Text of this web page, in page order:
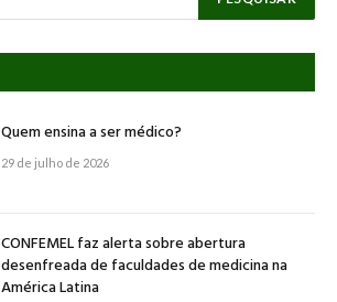
Quem ensina a ser médico?
29 de julho de 2026
CONFEMEL faz alerta sobre abertura
desenfreada de faculdades de medicina na
América Latina